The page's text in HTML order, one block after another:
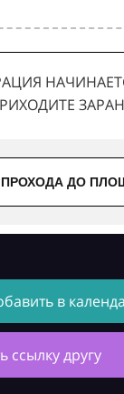
ДО
в
ссылку другу